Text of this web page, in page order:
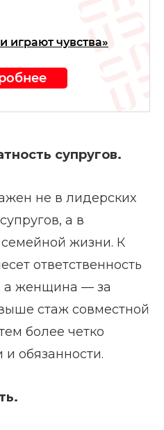
играют чувства»
супругов.
не в лидерских
а в
семейной жизни. К
ответственность
а женщина — за
стаж совместной
более четко
обязанности.